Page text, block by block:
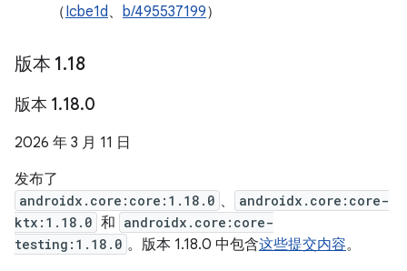
（Icbe1d、 b/495537199）
版本 1.18
版本 1.18.0
2026 年 3 月 11 日
发布了
androidx.core:core:1.18.0 、
androidx.core:core-
ktx:1.18.0 和 androidx.core:core-
testing:1.18.0 。版本 1.18.0 中包含这些提交内容。